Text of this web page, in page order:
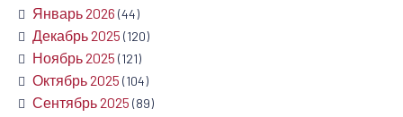
Январь 2026 (44)
Декабрь 2025 (120)
Ноябрь 2025 (121)
Октябрь 2025 (104)
Сентябрь 2025 (89)